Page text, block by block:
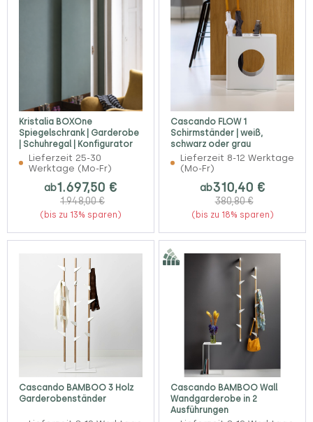
Kristalia BOXOne
Spiegelschrank | Garderobe
| Schuhregal | Konfigurator
Lieferzeit 25-30
Werktage (Mo-Fr)
ab1.697,50 €
1.948,00 €
(bis zu 13% sparen)
Cascando FLOW 1
Schirmständer | weiß,
schwarz oder grau
Lieferzeit 8-12 Werktage
(Mo-Fr)
ab310,40 €
380,80 €
(bis zu 18% sparen)
Cascando BAMBOO 3 Holz
Garderobenständer
Cascando BAMBOO Wall
Wandgarderobe in 2
Ausführungen